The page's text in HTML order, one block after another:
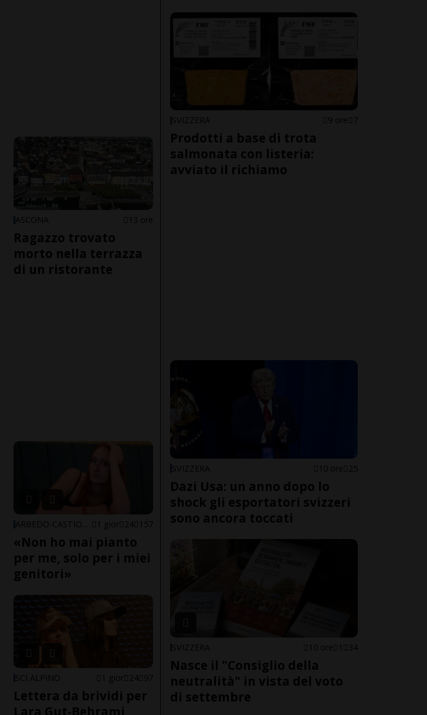
ASCONA 13 ore
Ragazzo trovato
morto nella terrazza
di un ristorante
1 gior 24 157
«Non ho mai pianto
per me, solo per i miei
genitori»
SCI ALPINO 1 gior 24 97
Lettera da brividi per
Lara Gut-Behrami
SVIZZERA 9 ore 7
Prodotti a base di trota
salmonata con listeria:
avviato il richiamo
SVIZZERA 10 ore 25
Dazi Usa: un anno dopo lo
shock gli esportatori svizzeri
sono ancora toccati
SVIZZERA 10 ore 1 34
Nasce il "Consiglio della
neutralità" in vista del voto
di settembre